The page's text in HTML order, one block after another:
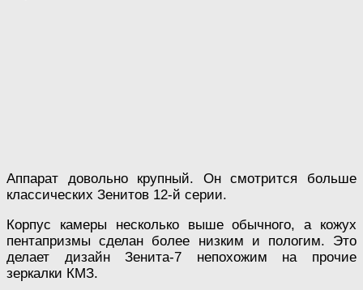
Аппарат довольно крупный. Он смотрится больше
классических Зенитов 12-й серии.
Корпус камеры несколько выше обычного, а кожух
пентапризмы сделан более низким и пологим. Это
делает дизайн Зенита-7 непохожим на прочие
зеркалки КМЗ.